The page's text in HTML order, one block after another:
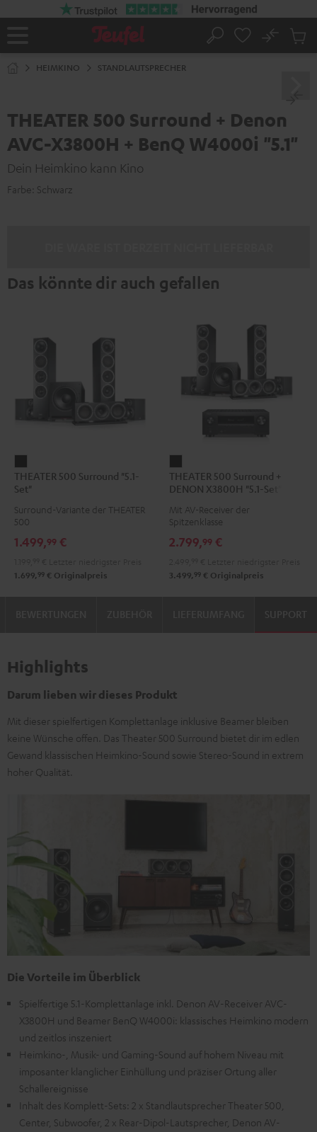
Startseite
Suche
No
HEIMKINO STANDLAUTSPRECHER
THEATER 500 Surround + Denon
AVC-X3800H + BenQ W4000i "5.1"
Dein Heimkino kann Kino
Farbe: Schwarz
Das könnte dir auch gefallen
500
Surround
"5.1-
Schwarz
THEATER 500 Surround "5.1-
Set"
Surround-Variante der THEATER
500
1.499,99 €
1.699, 99 € Originalpreis
500
Surround
+
X3800H
Set"
THEATER 500 Surround +
DENON X3800H "5.1-Set"
Mit AV-Receiver der
Spitzenklasse
2.799,99 €
3.499, 99 € Originalpreis
SUPPORT
Highlights
Darum lieben wir dieses Produkt
Mit dieser spielfertigen Komplettanlage inklusive Beamer bleiben
keine Wünsche offen. Das Theater 500 Surround bietet dir im edlen
Gewand klassischen Heimkino-Sound sowie Stereo-Sound in extrem
hoher Qualität.
Die Vorteile im Überblick
Spielfertige 5.1-Komplettanlage inkl. Denon AV-Receiver AVC-
X3800H und Beamer BenQ W4000i: klassisches Heimkino modern
und zeitlos inszeniert
Heimkino-, Musik- und Gaming-Sound auf hohem Niveau mit
imposanter klanglicher Einhüllung und präziser Ortung aller
Schallereignisse
Inhalt des Komplett-Sets: 2 x Standlautsprecher Theater 500,
Center, Subwoofer, 2 x Rear-Dipol-Lautsprecher, Denon AV-